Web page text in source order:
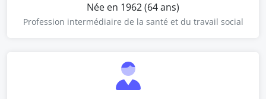
Née en 1962 (64 ans)
Profession intermédiaire de la santé et du travail social